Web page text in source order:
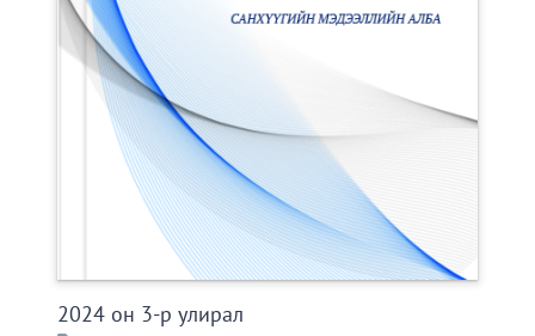
2024 он 3-р улирал